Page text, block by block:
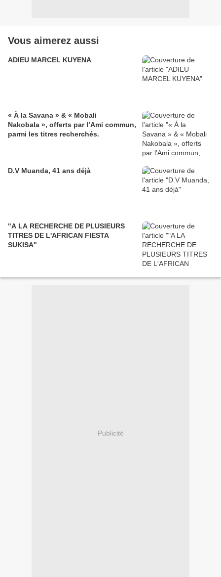
Vous aimerez aussi
ADIEU MARCEL KUYENA
« À la Savana » & « Mobali
Nakobala », offerts par l’Ami commun,
parmi les titres recherchés.
D.V Muanda, 41 ans déjà
"A LA RECHERCHE DE PLUSIEURS
TITRES DE L'AFRICAN FIESTA
SUKISA"
Publicité